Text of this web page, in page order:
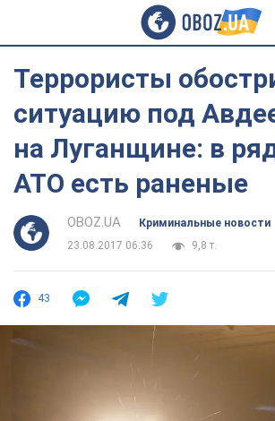
Террористы
ситуацию под
на Луганщине: в
АТО есть раненые
OBOZ.UA
Криминальные новости
23.08.2017 06:36
9,8 т.
43